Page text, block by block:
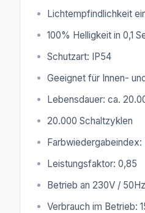
Lichtempfindlichkeit
100% Helligkeit in 0,1
Schutzart: IP54
Geeignet für Innen-
Lebensdauer: ca.
20.000 Schaltzyklen
Farbwiedergabeindex:
Leistungsfaktor: 0,85
Betrieb an 230V / 50Hz
Verbrauch im Betrieb: